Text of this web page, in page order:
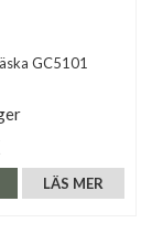
GC5101
LÄS MER